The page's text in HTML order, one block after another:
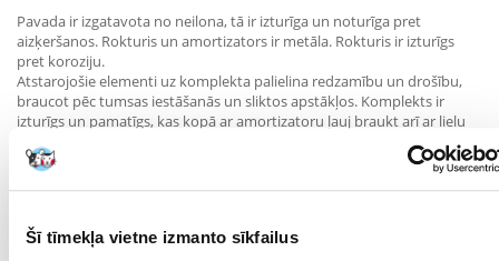
Šī tīmekļa vietne izmanto sīkfailus
Pavada ir izgatavota no neilona, tā ir izturīga un noturīga pret
aizķeršanos. Rokturis un amortizators ir metāla. Rokturis ir izturīgs
pret koroziju.
Atstarojošie elementi uz komplekta palielina redzamību un drošību,
braucot pēc tumsas iestāšanās un sliktos apstākļos. Komplekts ir
izturīgs un pamatīgs, kas kopā ar amortizatoru ļauj braukt arī ar lielu
Komplektā ir Velcro kā drošības elements, kas ļoti spēcīga, pēkšņa
grūdiena laikā atdala auklu.